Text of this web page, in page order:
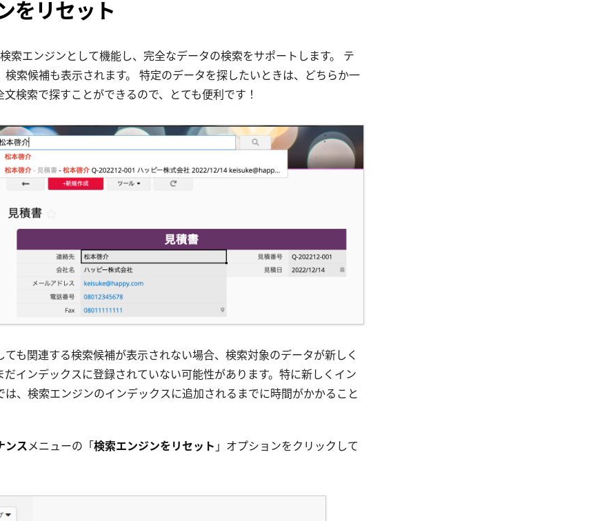
をリセット
索エンジンとして機能し、完全なデータの検索をサポートします。 テ
検索候補も表示されます。 特定のデータを探したいときは、どちらか一
検索で探すことができるので、とても便利です！
も関連する検索候補が表示されない場合、検索対象のデータが新しく
インデックスに登録されていない可能性があります。特に新しくイン
は、検索エンジンのインデックスに追加されるまでに時間がかかること
ンスメニューの「検索エンジンをリセット 」オプションをクリックして